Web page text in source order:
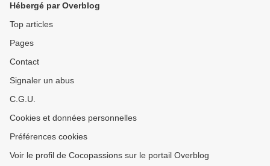
Hébergé par Overblog
Top articles
Pages
Contact
Signaler un abus
C.G.U.
Cookies et données personnelles
Préférences cookies
Voir le profil de Cocopassions sur le portail Overblog